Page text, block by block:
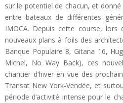
sur le potentiel de chacun, et
entre bateaux de différentes
IMOCA. Depuis cette course, lors
nouveaux plans à foils des
Banque Populaire 8, Gitana 16,
Michel, No Way Back), ces
chantier d’hiver en vue des
Transat New York-Vendée, et
période d’activité intense pour le